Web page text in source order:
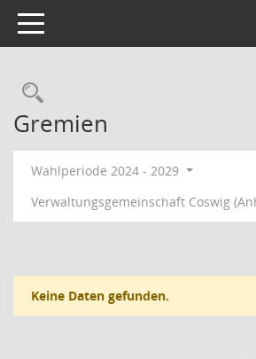
Toggle navigation
Rechercheauswahl
Gremien
Wahlperiode 2024 - 2029
Verwaltungsgemeinschaft Coswig
Keine Daten gefunden.